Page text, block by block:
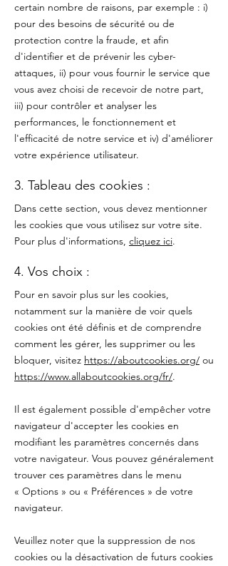
certain nombre de raisons, par exemple : i)
pour des besoins de sécurité ou de
protection contre la fraude, et afin
d'identifier et de prévenir les cyber-
attaques, ii) pour vous fournir le service que
vous avez choisi de recevoir de notre part,
iii) pour contrôler et analyser les
performances, le fonctionnement et
l'efficacité de notre service et iv) d'améliorer
votre expérience utilisateur.
3. Tableau des cookies :
Dans cette section, vous devez mentionner
les cookies que vous utilisez sur votre site.
Pour plus d'informations, cliquez ici.
4. Vos choix :
Pour en savoir plus sur les cookies,
notamment sur la manière de voir quels
cookies ont été définis et de comprendre
comment les gérer, les supprimer ou les
bloquer, visitez https://aboutcookies.org/ ou
https://www.allaboutcookies.org/fr/.
Il est également possible d'empêcher votre
navigateur d'accepter les cookies en
modifiant les paramètres concernés dans
votre navigateur. Vous pouvez généralement
trouver ces paramètres dans le menu
« Options » ou « Préférences » de votre
navigateur.
Veuillez noter que la suppression de nos
cookies ou la désactivation de futurs cookies